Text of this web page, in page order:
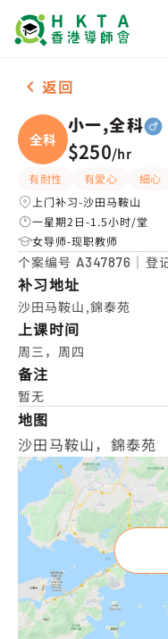
男-1名 小一,全科，
返回
全科
小一,全科
$250/hr
有耐性 有愛心 細心
上门补习-沙田马鞍山
一星期2日-1.5小时/堂
女导师-现职教师
个案编号 A347876 ｜登
补习地址
沙田马鞍山,錦泰苑
上课时间
周三，周四
备注
暂无
地图
沙田马鞍山，錦泰苑